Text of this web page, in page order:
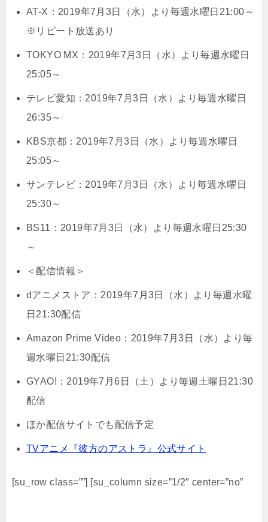
AT-X：2019年7月3日（水）より毎週水曜日21:00～
※リピート放送あり
TOKYO MX：2019年7月3日（水）より毎週水曜日
25:05～
テレビ愛知：2019年7月3日（水）より毎週水曜日
26:35～
KBS京都：2019年7月3日（水）より毎週水曜日
25:05～
サンテレビ：2019年7月3日（水）より毎週水曜日
25:30～
BS11：2019年7月3日（水）より毎週水曜日25:30
～
＜配信情報＞
dアニメストア：2019年7月3日（水）より毎週水曜
日21:30配信
Amazon Prime Video：2019年7月3日（水）より毎
週水曜日21:30配信
GYAO!：2019年7月6日（土）より毎週土曜日21:30
配信
ほか配信サイトでも配信予定
TVアニメ『彼方のアストラ』公式サイト
[su_row class=””] [su_column size=”1/2″ center=”no”